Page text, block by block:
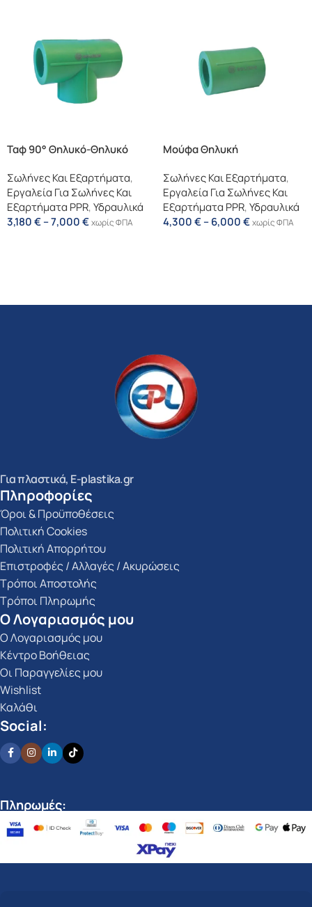
Ταφ 90° Θηλυκό-Θηλυκό
Σωλήνες Και Εξαρτήματα,
Εργαλεία Για Σωλήνες Και
Εξαρτήματα PPR,Υδραυλικά
3,180€–7,000€χωρίς ΦΠΑ
Μούφα Θηλυκή
Σωλήνες Και Εξαρτήματα,
Εργαλεία Για Σωλήνες Και
Εξαρτήματα PPR,Υδραυλικά
4,300€–6,000€χωρίς ΦΠΑ
Για πλαστικά, E-plastika.gr
Πληροφορίες
Όροι & Προϋποθέσεις
Πολιτική Cookies
Πολιτική Απορρήτου
Επιστροφές / Αλλαγές / Ακυρώσεις
Τρόποι Αποστολής
Τρόποι Πληρωμής
Ο Λογαριασμός μου
Ο Λογαριασμός μου
Κέντρο Βοήθειας
Οι Παραγγελίες μου
Wishlist
Καλάθι
Social:
Πληρωμές: